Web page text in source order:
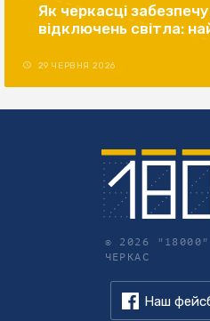
Як черкасці
відключень світла:
29 ЧЕРВНЯ 2026
© 2026
ЧЕРКАС
Наш